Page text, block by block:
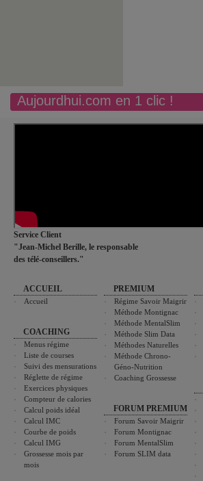
Aujourdhui.com en 1 clic !
Service Client
"Jean-Michel Berille, le responsable
des télé-conseillers."
ACCUEIL
Accueil
COACHING
Menus régime
Liste de courses
Suivi des mensurations
Réglette de régime
Exercices physiques
Compteur de calories
Calcul poids idéal
Calcul IMC
Courbe de poids
Calcul IMG
Grossesse mois par
mois
PREMIUM
Régime Savoir Maigrir
Méthode Montignac
Méthode MentalSlim
Méthode Slim Data
Méthodes Naturelles
Méthode Chrono-
Géno-Nutrition
Coaching Grossesse
FORUM PREMIUM
Forum Savoir Maigrir
Forum Montignac
Forum MentalSlim
Forum SLIM data